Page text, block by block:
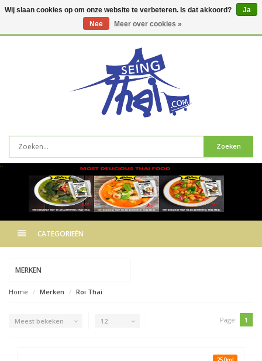
Zoeken
"
CATEGORIEËN
MERKEN
Home Merken Roi Thai
Meest bekeken 12 Page: 1
Wij slaan cookies op om onze website te verbeteren. Is dat akkoord?
Ja
Nee
Meer over cookies »